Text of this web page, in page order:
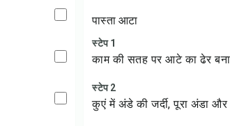
पास्ता आटा
स्टेप 1
काम की सतह पर आटे का ढेर
स्टेप 2
कुएं में अंडे की जर्दी, पूरा अंडा